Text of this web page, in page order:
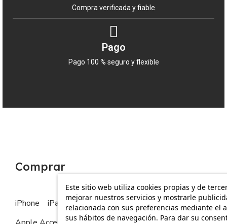
Compra verificada y fiable
Pago
Pago 100 % seguro y flexible
Este sitio web utiliza cookies propias y de
mejorar nuestros servicios y mostrarle
relacionada con sus preferencias mediante el
sus hábitos de navegación. Para dar su
Comprar
iPhone iPad MacBook
Apple Watch